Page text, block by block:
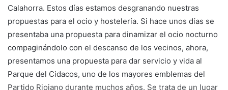
Calahorra. Estos días estamos desgranando nuestras
propuestas para el ocio y hostelería. Si hace unos días se
presentaba una propuesta para dinamizar el ocio nocturno
compaginándolo con el descanso de los vecinos, ahora,
presentamos una propuesta para dar servicio y vida al
Parque del Cidacos, uno de los mayores emblemas del
Partido Riojano durante muchos años. Se trata de un lugar